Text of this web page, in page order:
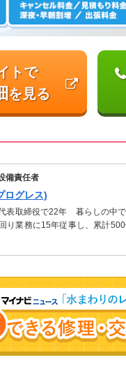
トで
を見る
備責任者
グレス)
表取締役で22年 暮らしの中
り業務に15年従事し、累計